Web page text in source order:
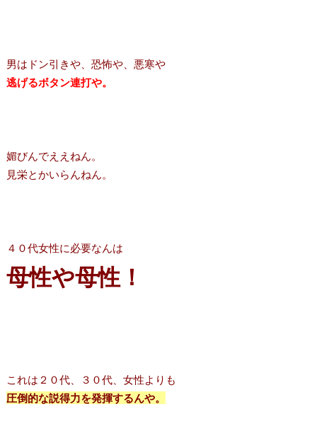
男はドン引きや、恐怖や、悪寒や
逃げるボタン連打や。
媚びんでええねん。
見栄とかいらんねん。
４０代女性に必要なんは
母性や母性！
これは２０代、３０代、女性よりも
圧倒的な説得力を発揮するんや。